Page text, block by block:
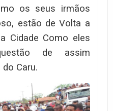
os seus irmãos
estão de Volta a
Cidade Como eles
de assim
Caru.